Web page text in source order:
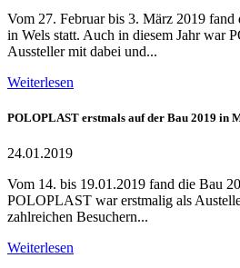
Vom 27. Februar bis 3. März 2019 fand
in Wels statt. Auch in diesem Jahr war
Aussteller mit dabei und...
Weiterlesen
POLOPLAST erstmals auf der Bau 2019 in
24.01.2019
Vom 14. bis 19.01.2019 fand die Bau
POLOPLAST war erstmalig als
zahlreichen Besuchern...
Weiterlesen